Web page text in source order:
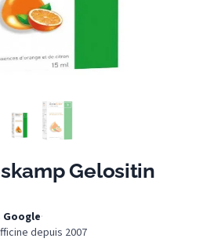
Gelositin
Google·
depuis 2007